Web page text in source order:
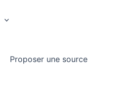
Proposer une source